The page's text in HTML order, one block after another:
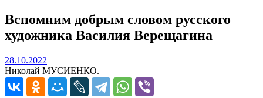
Вспомним добрым словом русского
художника Василия Верещагина
28.10.2022
Николай МУСИЕНКО.